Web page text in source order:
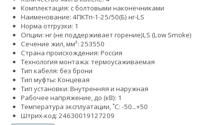
Комплектация: с болтовыми наконечниками
Наименование: 4ПКТп-1-25/50(Б) нг-LS
Норма отгрузки: 1
Опции: нг (не поддерживает горение)LS (Low Smoke)
Сечение жил, мм²: 253550
Страна происхождения: Россия
Технология монтажа: термоусаживаемая
Тип кабеля: без брони
Тип муфты: Концевая
Тип установки: Внутренняя и наружная
Рабочее напряжение, до (кВ): 1
Температура эксплуатации, ˚С: -50...+50
Штрих-код: 24630019127209